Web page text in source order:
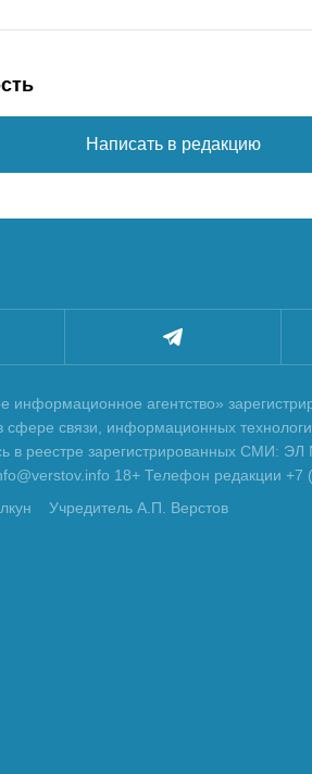
Написать в редакцию
информационное агентство»
сфере связи, информационных
в реестре зарегистрированных СМИ:
18+ Телефон редакции +7
Учредитель А.П. Верстов